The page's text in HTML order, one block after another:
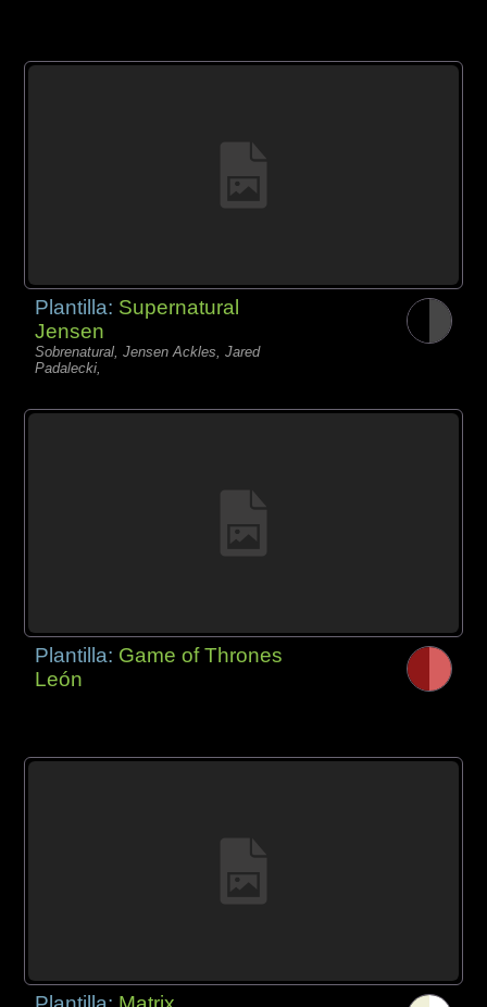
Plantilla: Supernatural
Jensen
Sobrenatural, Jensen Ackles, Jared
Padalecki,
Plantilla: Game of Thrones
León